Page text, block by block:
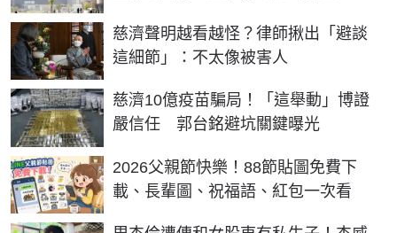
慈濟聲明越看越怪？律師揪出「避談
這細節」：不太像被害人
慈濟10億疫苗騙局！「這舉動」博證
嚴信任 郭台銘避坑關鍵曝光
2026父親節快樂！88節貼圖免費下
載、長輩圖、祝福語、紅包一次看